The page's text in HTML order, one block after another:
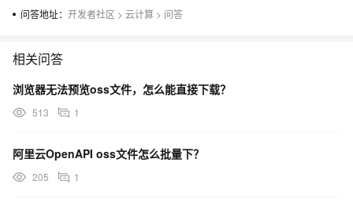
问答地址： 开发者社区 > 云计算 > 问答
相关问答
浏览器无法预览oss文件，怎么能直接下载？
513 1
阿里云OpenAPI oss文件怎么批量下？
205 1